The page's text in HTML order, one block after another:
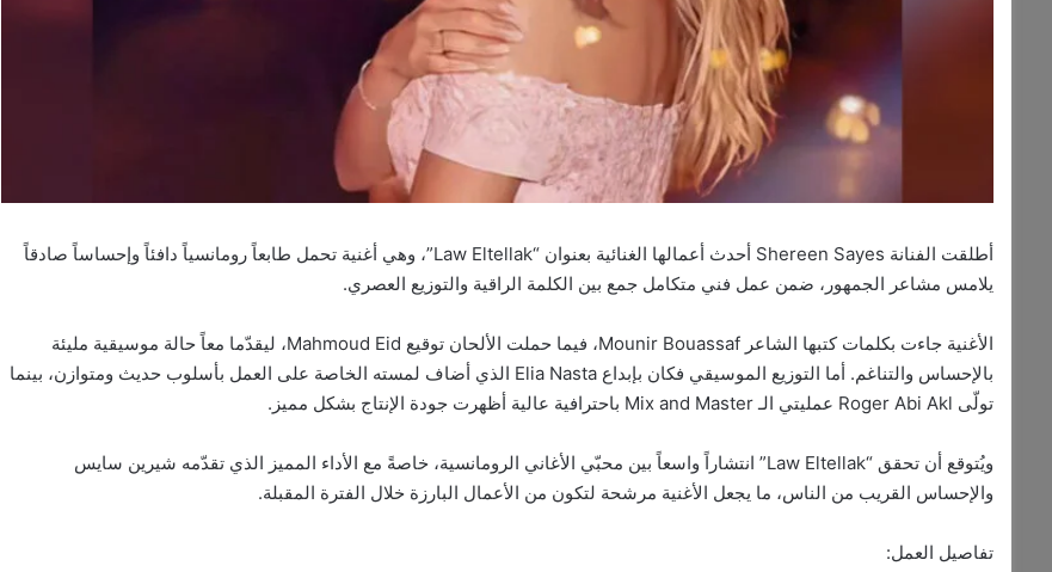
أطلقت الفنانة Shereen Sayes أحدث أعمالها الغنائية بعنوان “Law Eltellak”، وهي أغنية تحمل طابعاً رومانسياً دافئاً وإحساساً صادقاً
يلامس مشاعر الجمهور، ضمن عمل فني متكامل جمع بين الكلمة الراقية والتوزيع العصري.
الأغنية جاءت بكلمات كتبها الشاعر Mounir Bouassaf، فيما حملت الألحان توقيع Mahmoud Eid، ليقدّما معاً حالة موسيقية مليئة
بالإحساس والتناغم. أما التوزيع الموسيقي فكان بإبداع Elia Nasta الذي أضاف لمسته الخاصة على العمل بأسلوب حديث ومتوازن، بينما
تولّى Roger Abi Akl عمليتي الـ Mix and Master باحترافية عالية أظهرت جودة الإنتاج بشكل مميز.
ويُتوقع أن تحقق “Law Eltellak” انتشاراً واسعاً بين محبّي الأغاني الرومانسية، خاصةً مع الأداء المميز الذي تقدّمه شيرين سايس
والإحساس القريب من الناس، ما يجعل الأغنية مرشحة لتكون من الأعمال البارزة خلال الفترة المقبلة.
تفاصيل العمل: